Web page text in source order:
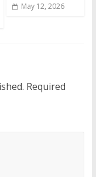
May 12, 2026
Required